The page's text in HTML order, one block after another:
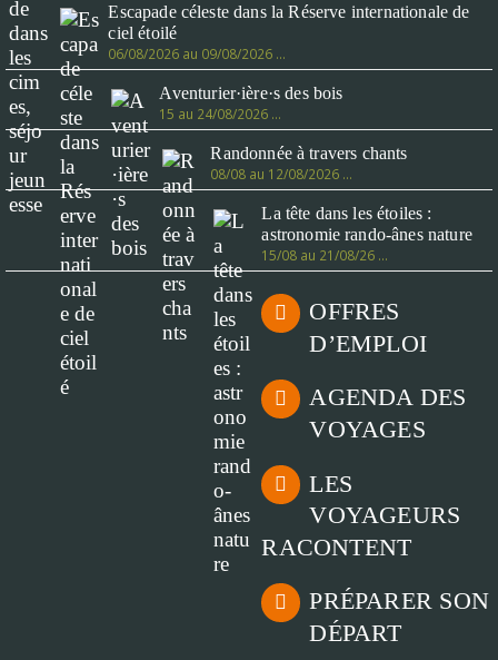
Escapade céleste dans la Réserve internationale de
ciel étoilé
06/08/2026 au 09/08/2026 …
Aventurier·ière·s des bois
15 au 24/08/2026 …
Randonnée à travers chants
08/08 au 12/08/2026 …
La tête dans les étoiles :
astronomie rando-ânes nature
15/08 au 21/08/26 …
OFFRES
D’EMPLOI
AGENDA DES
VOYAGES
LES
VOYAGEURS
RACONTENT
PRÉPARER SON
DÉPART